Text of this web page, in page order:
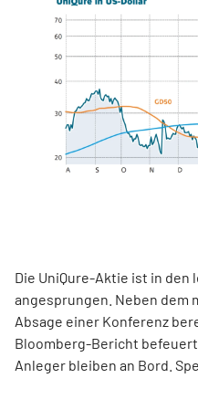
Die UniQure-Aktie ist in
angesprungen. Neben dem
Absage einer Konferenz
Bloomberg-Bericht
Anleger bleiben an Bord.